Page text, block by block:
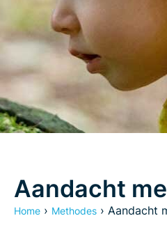
Aandacht
Home › Methodes › Aandacht